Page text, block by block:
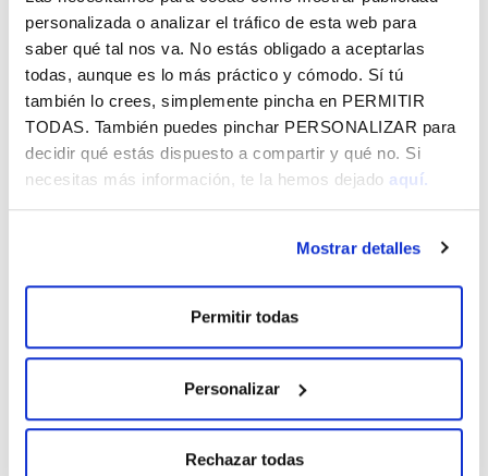
personalizada o analizar el tráfico de esta web para
saber qué tal nos va. No estás obligado a aceptarlas
todas, aunque es lo más práctico y cómodo. Sí tú
también lo crees, simplemente pincha en PERMITIR
TODAS. También puedes pinchar PERSONALIZAR para
decidir qué estás dispuesto a compartir y qué no. Si
necesitas más información, te la hemos dejado aquí.
Mostrar detalles
Permitir todas
Personalizar
Rechazar todas
como su “sonoridad acuática”. Más allá de su propuesta
musical, que fusiona jazz y pop, FEMMM es también un
vehículo de cambio: sus integrantes abogan por la igualdad
y la inclusión, utilizando la música como herramienta para
inspirar a otras mujeres a expresarse y compartir su arte.
Dánae Riaño Cincunegui - voz
Alazne López Capilla - voz
Maider Biguri De Francisco - voz
Iker Hernández Legorburu - batería
Imanol Jareño Méndez - técnico de sonido
, a un precio de 4 euros, pueden adquirirse en